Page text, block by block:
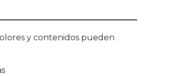
y contenidos pueden